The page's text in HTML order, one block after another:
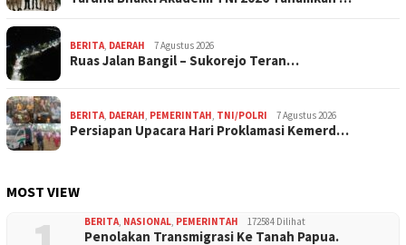
BERITA DAERAH 7 Agustus 2026
Ruas Jalan Bangil – Sukorejo Teran…
BERITA DAERAH PEMERINTAH TNI/POLRI 7 Agustus 2026
Persiapan Upacara Hari Proklamasi Kemerd…
MOST VIEW
BERITA NASIONAL PEMERINTAH 172584 Dilihat
Penolakan Transmigrasi Ke Tanah Papua.